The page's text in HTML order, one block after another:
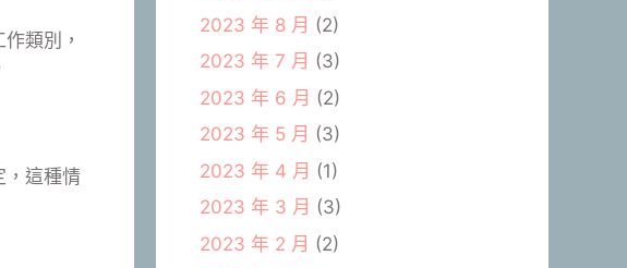
類別，
，這種情
2023 年 8 月 (2)
2023 年 7 月 (3)
2023 年 6 月 (2)
2023 年 5 月 (3)
2023 年 4 月 (1)
2023 年 3 月 (3)
2023 年 2 月 (2)